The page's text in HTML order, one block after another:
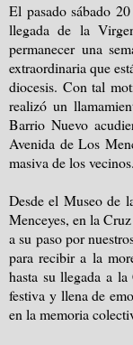
El pasado sábado
llegada de la
permanecer una
extraordinaria que
diocesis. Con tal
realizó un
Barrio Nuevo
Avenida de Los
masiva de los vecinos.
Desde el Museo de
Menceyes, en la
a su paso por
para recibir a la
hasta su llegada a
festiva y llena de
en la memoria